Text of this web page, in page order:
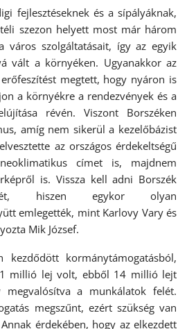
fejlesztéseknek és a sípályáknak,
szezon helyett most már három
város szolgáltatásait, így az egyik
vált a környéken. Ugyanakkor az
megtett, hogy nyáron is
a környékre a rendezvények és a
révén. Viszont Borszéken
amíg nem sikerül a kezelőbázist
az országos érdekeltségű
címet is, majdnem
is. Vissza kell adni Borszék
hiszen egykor olyan
emlegették, mint Karlovy Vary és
Mik József.
kezdődött kormánytámogatásból,
millió lej volt, ebből 14 millió lejt
a munkálatok felét.
megszűnt, ezért szükség van
érdekében, hogy az elkezdett